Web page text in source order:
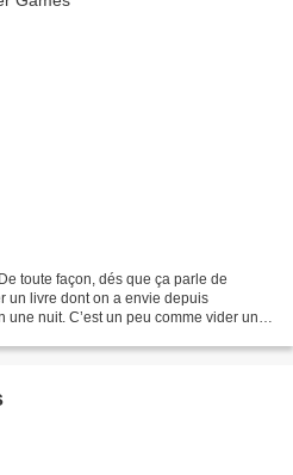
toute façon, dés que ça parle de
un livre dont on a envie depuis
une nuit. C’est un peu comme vider un